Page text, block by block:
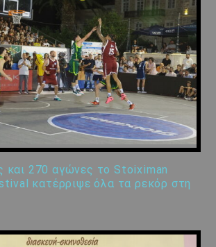
και 270 αγώνες το Stoiximan
κατέρριψε όλα τα ρεκόρ στη